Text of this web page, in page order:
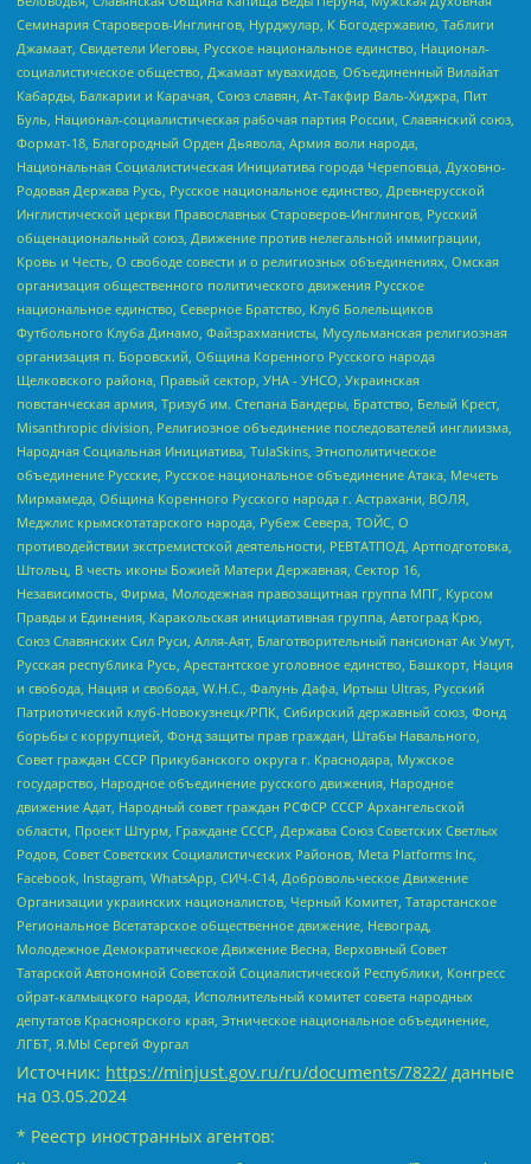
Семинария Староверов-Инглингов, Нурджулар, К Богодержавию, Таблиги
Джамаат, Свидетели Иеговы, Русское национальное единство, Национал-
социалистическое общество, Джамаат мувахидов, Объединенный Вилайат
Кабарды, Балкарии и Карачая, Союз славян, Ат-Такфир Валь-Хиджра, Пит
Буль, Национал-социалистическая рабочая партия России, Славянский союз,
Формат-18, Благородный Орден Дьявола, Армия воли народа,
Национальная Социалистическая Инициатива города Череповца, Духовно-
Родовая Держава Русь, Русское национальное единство, Древнерусской
Инглистической церкви Православных Староверов-Инглингов, Русский
общенациональный союз, Движение против нелегальной иммиграции,
Кровь и Честь, О свободе совести и о религиозных объединениях, Омская
организация общественного политического движения Русское
национальное единство, Северное Братство, Клуб Болельщиков
Футбольного Клуба Динамо, Файзрахманисты, Мусульманская религиозная
организация п. Боровский, Община Коренного Русского народа
Щелковского района, Правый сектор, УНА - УНСО, Украинская
повстанческая армия, Тризуб им. Степана Бандеры, Братство, Белый Крест,
Misanthropic division, Религиозное объединение последователей инглиизма,
Народная Социальная Инициатива, TulaSkins, Этнополитическое
объединение Русские, Русское национальное объединение Атака, Мечеть
Мирмамеда, Община Коренного Русского народа г. Астрахани, ВОЛЯ,
Меджлис крымскотатарского народа, Рубеж Севера, ТОЙС, О
противодействии экстремистской деятельности, РЕВТАТПОД, Артподготовка,
Штольц, В честь иконы Божией Матери Державная, Сектор 16,
Независимость, Фирма, Молодежная правозащитная группа МПГ, Курсом
Правды и Единения, Каракольская инициативная группа, Автоград Крю,
Союз Славянских Сил Руси, Алля-Аят, Благотворительный пансионат Ак Умут,
Русская республика Русь, Арестантское уголовное единство, Башкорт, Нация
и свобода, Нация и свобода, W.H.С., Фалунь Дафа, Иртыш Ultras, Русский
Патриотический клуб-Новокузнецк/РПК, Сибирский державный союз, Фонд
борьбы с коррупцией, Фонд защиты прав граждан, Штабы Навального,
Совет граждан СССР Прикубанского округа г. Краснодара, Мужское
государство, Народное объединение русского движения, Народное
движение Адат, Народный совет граждан РСФСР СССР Архангельской
области, Проект Штурм, Граждане СССР, Держава Союз Советских Светлых
Родов, Совет Советских Социалистических Районов, Meta Platforms Inc,
Facebook, Instagram, WhatsApp, СИЧ-С14, Добровольческое Движение
Организации украинских националистов, Черный Комитет, Татарстанское
Региональное Всетатарское общественное движение, Невоград,
Молодежное Демократическое Движение Весна, Верховный Совет
Татарской Автономной Советской Социалистической Республики, Конгресс
ойрат-калмыцкого народа, Исполнительный комитет совета народных
депутатов Красноярского края, Этническое национальное объединение,
ЛГБТ, Я.МЫ Сергей Фургал
Источник: https://minjust.gov.ru/ru/documents/7822/ данные
на 03.05.2024
* Реестр иностранных агентов: